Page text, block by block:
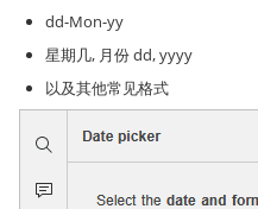
dd-Mon-yy
星期几, 月份 dd, yyyy
以及其他常见格式